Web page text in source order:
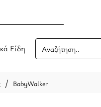
Είδη
Αναζήτηση..
BabyWalker